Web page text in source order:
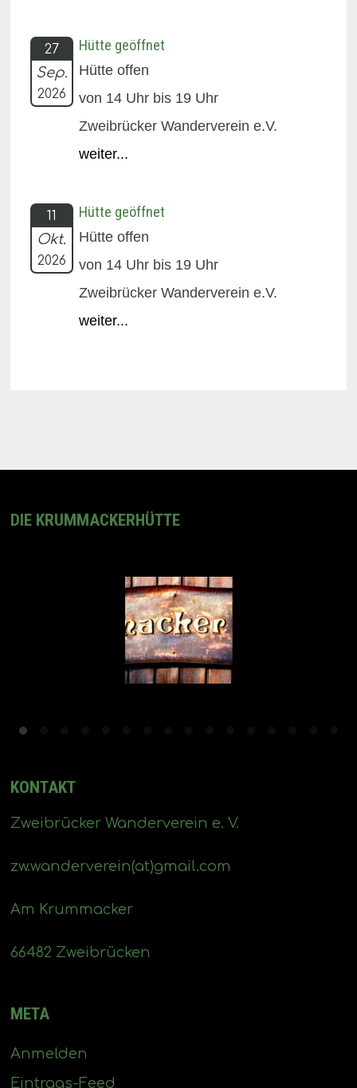
27
Sep.
2026
Hütte geöffnet
Hütte offen
von 14 Uhr bis 19 Uhr
Zweibrücker Wanderverein e.V.
weiter...
11
Okt.
2026
Hütte geöffnet
Hütte offen
von 14 Uhr bis 19 Uhr
Zweibrücker Wanderverein e.V.
weiter...
DIE KRUMMACKERHÜTTE
KONTAKT
Zweibrücker Wanderverein e. V.
zw.wanderverein(at)gmail.com
Am Krummacker
66482 Zweibrücken
META
Anmelden
Eintrags-Feed